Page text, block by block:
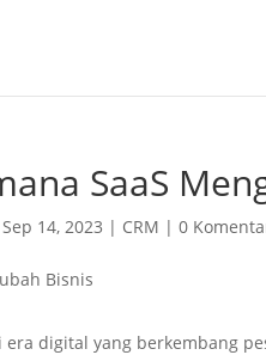
SaaS
Sep 14, 2023 | CRM |0
era digital yang berkembang